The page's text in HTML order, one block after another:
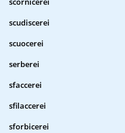
scudiscerei
scuocerei
serberei
sfaccerei
sfilaccerei
sforbicerei